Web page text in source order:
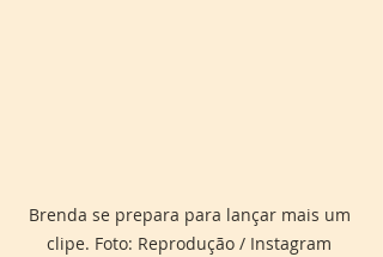
Brenda se prepara para lançar mais um
clipe. Foto: Reprodução / Instagram